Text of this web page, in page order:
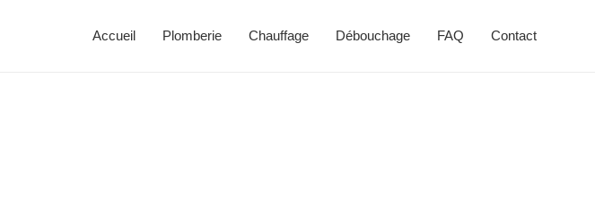
Accueil Plomberie Chauffage Débouchage FAQ Contact